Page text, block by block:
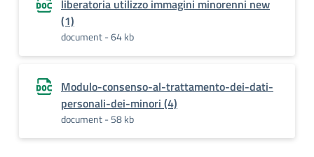
liberatoria utilizzo immagini minorenni new
(1)
document - 64 kb
Modulo-consenso-al-trattamento-dei-dati-
personali-dei-minori (4)
document - 58 kb